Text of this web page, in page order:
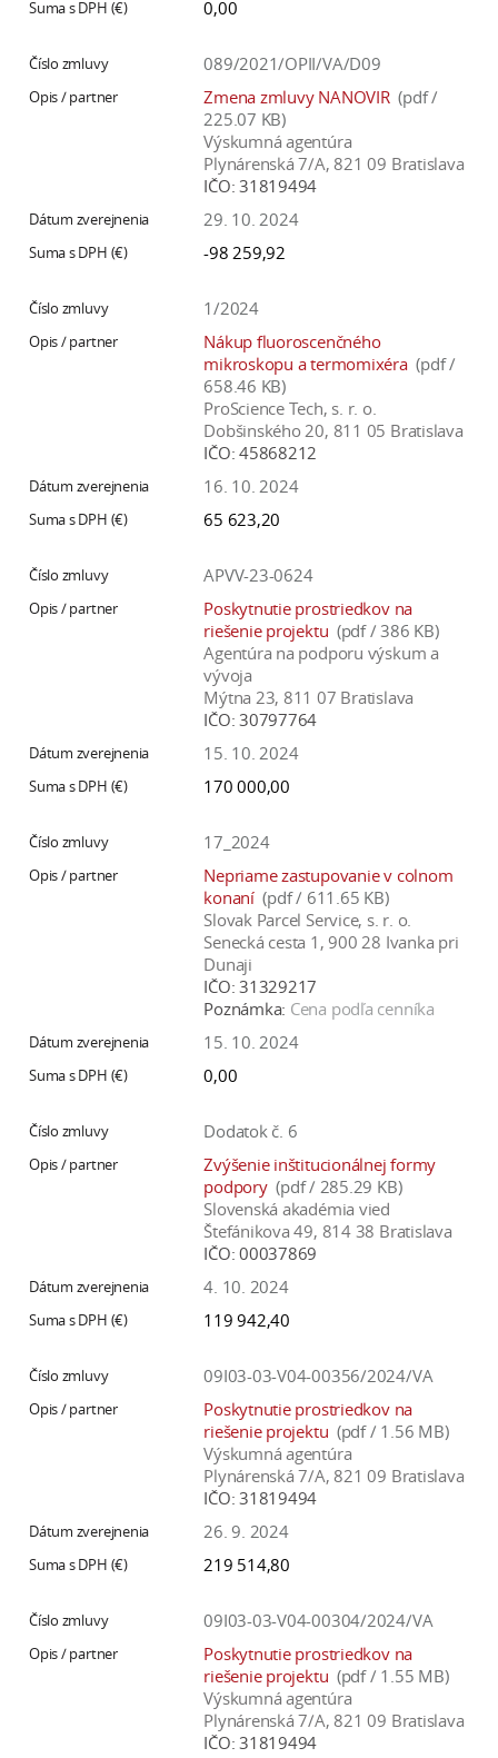
0,00
089/2021/OPII/VA/D09
Zmena zmluvy NANOVIR (pdf /
225.07 KB)
Výskumná agentúra
Plynárenská 7/A, 821 09 Bratislava
IČO: 31819494
29. 10. 2024
-98 259,92
1/2024
Nákup fluoroscenčného
mikroskopu a termomixéra (pdf /
658.46 KB)
ProScience Tech, s. r. o.
Dobšinského 20, 811 05 Bratislava
IČO: 45868212
16. 10. 2024
65 623,20
APVV-23-0624
Poskytnutie prostriedkov na
riešenie projektu (pdf / 386 KB)
Agentúra na podporu výskum a
vývoja
Mýtna 23, 811 07 Bratislava
IČO: 30797764
15. 10. 2024
170 000,00
17_2024
Nepriame zastupovanie v colnom
konaní (pdf / 611.65 KB)
Slovak Parcel Service, s. r. o.
Senecká cesta 1, 900 28 Ivanka pri
Dunaji
IČO: 31329217
Poznámka: Cena podľa cenníka
15. 10. 2024
0,00
Dodatok č. 6
Zvýšenie inštitucionálnej formy
podpory (pdf / 285.29 KB)
Slovenská akadémia vied
Štefánikova 49, 814 38 Bratislava
IČO: 00037869
4. 10. 2024
119 942,40
09I03-03-V04-00356/2024/VA
Poskytnutie prostriedkov na
riešenie projektu (pdf / 1.56 MB)
Výskumná agentúra
Plynárenská 7/A, 821 09 Bratislava
IČO: 31819494
26. 9. 2024
219 514,80
09I03-03-V04-00304/2024/VA
Poskytnutie prostriedkov na
riešenie projektu (pdf / 1.55 MB)
Výskumná agentúra
Plynárenská 7/A, 821 09 Bratislava
IČO: 31819494